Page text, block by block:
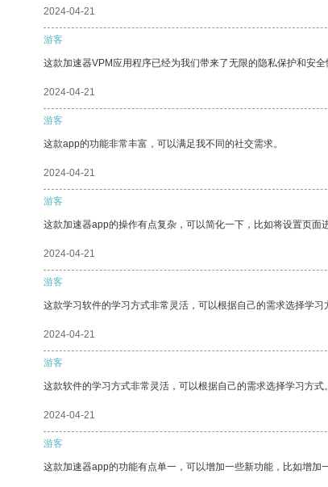
2024-04-21
游客
这款加速器VPM应用程序已经为我们带来了无限的隐私保护和安全
2024-04-21
游客
这款app的功能非常丰富，可以满足我不同的社交需求。
2024-04-21
游客
这款加速器app的操作有点复杂，可以简化一下，比如将设置页面
2024-04-21
游客
这款学习软件的学习方式非常灵活，可以根据自己的需求选择学习
2024-04-21
游客
这款软件的学习方式非常灵活，可以根据自己的需求选择学习方式。
2024-04-21
游客
这款加速器app的功能有点单一，可以增加一些新功能，比如增加